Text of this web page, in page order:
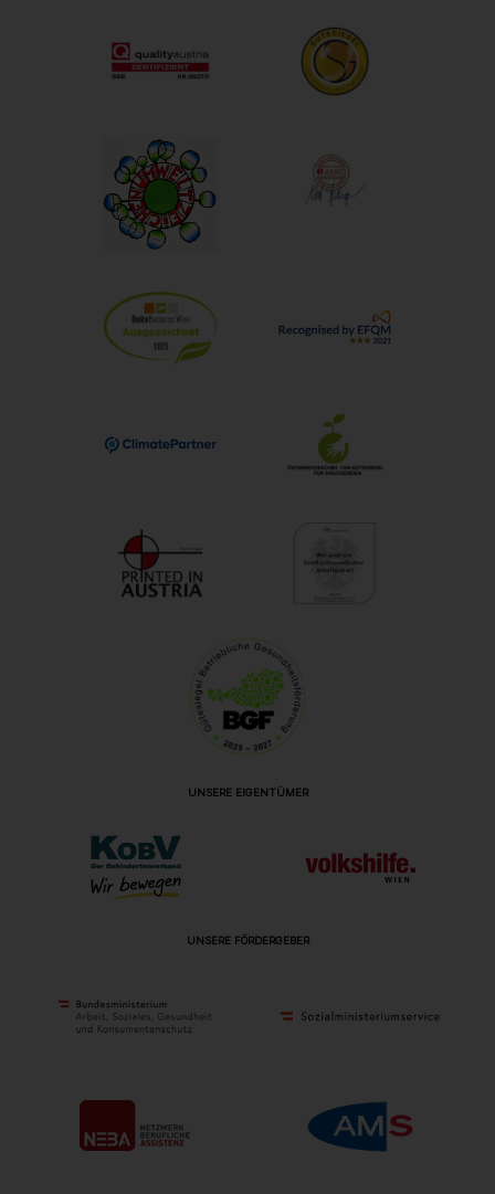
UNSERE EIGENTÜMER
UNSERE FÖRDERGEBER